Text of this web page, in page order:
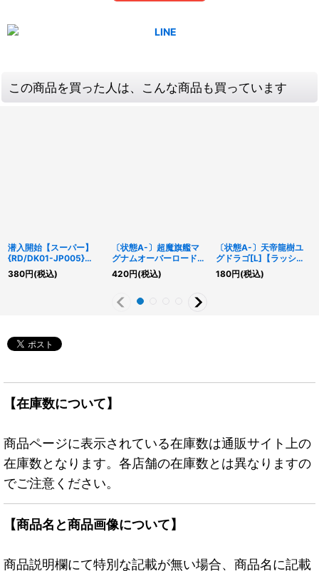
この商品を買った人は、こんな商品も買っています
潜入開始【スーパー】
{RD/DK01-JP005}
《RD魔法》
380円(税込)
〔状態A-〕超魔旗艦マ
グナムオーバーロード
[R]【オーバーラッシュ
レア】{RD/VSP1-
ー》
420円(税込)
〔状態A-〕天帝龍樹ユ
グドラゴ[L]【ラッシュ
レア】{RD/MAX1-
JP010}《RDモンスタ
180円(税込)
【在庫数について】
商品ページに表示されている在庫数は通販サイト上の
在庫数となります。各店舗の在庫数とは異なりますの
でご注意ください。
【商品名と商品画像について】
商品説明欄にて特別な記載が無い場合、商品名に記載